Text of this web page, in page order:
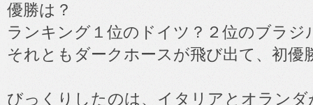
優勝は？
ランキング１位のドイツ？２位のブラジ
それともダークホースが飛び出て、初優
びっくりしたのは、イタリアとオラン